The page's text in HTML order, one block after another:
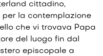
cittadino,
la contemplazione
che vi trovava Papa
del luogo fin dal
episcopale a